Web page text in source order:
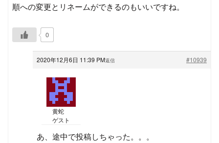
順への変更とリネームができるのもいいですね。
0
2020年12月6日 11:39 PM #10939
返信
黄蛇
ゲスト
あ、途中で投稿しちゃった。。。